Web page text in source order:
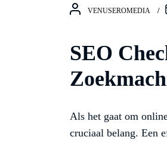
VENUSEROMEDIA
SEO
Als het gaat om
cruciaal belang. Een